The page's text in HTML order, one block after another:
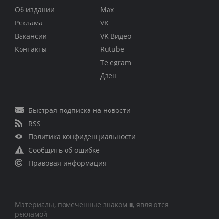
Об издании
Реклама
Вакансии
Контакты
Max
VK
VK Видео
Rutube
Telegram
Дзен
Быстрая подписка на новости
RSS
Политика конфиденциальности
Сообщить об ошибке
Правовая информация
Материалы, помеченные знаком ■, являются
рекламой